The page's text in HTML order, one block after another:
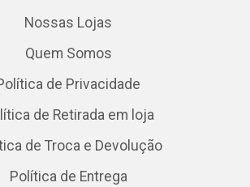
Nossas Lojas
Quem Somos
de Privacidade
de Retirada em loja
de Troca e Devolução
Política de Entrega